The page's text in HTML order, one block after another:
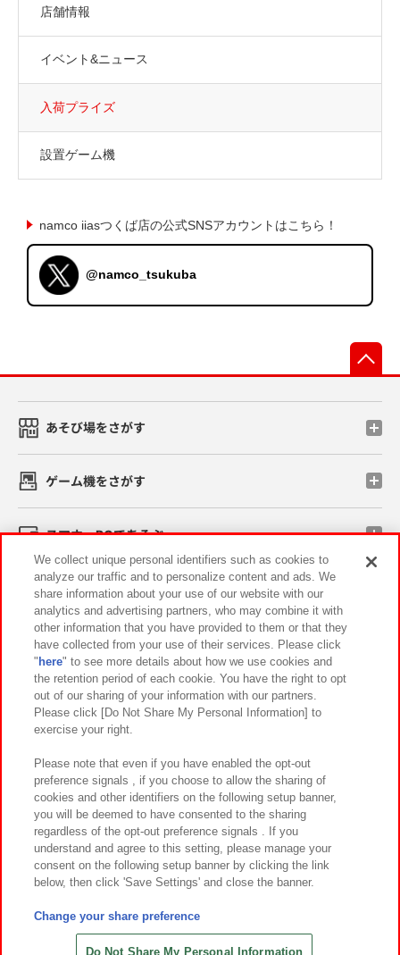
店舗情報
イベント&ニュース
入荷プライズ
設置ゲーム機
namco iiasつくば店の公式SNSアカウントはこちら！
@namco_tsukuba
あそび場をさがす
ゲーム機をさがす
スマホ・PCであそぶ
イベント・キャンペーン
関連会社 サステナビリティ サイトポリシー
プライバシーポリシー ウェブアクセシビリティ方針と検証結果
お取引先さまとともに
カスタマーハラスメント対応方針 よくあるご質問・お問い合わせ
©Bandai Namco Amusement Inc.
©Bandai Namco Amusement Lab Inc.
©HANAYASHIKI Co., Ltd. All Rights Reserved.
We collect unique personal identifiers such as cookies to
analyze our traffic and to personalize content and ads. We
share information about your use of our website with our
analytics and advertising partners, who may combine it with
other information that you have provided to them or that they
have collected from your use of their services. Please click
" here" to see more details about how we use cookies and
the retention period of each cookie. You have the right to opt
out of our sharing of your information with our partners.
Please click [Do Not Share My Personal Information] to
exercise your right.
Please note that even if you have enabled the opt-out
preference signals , if you choose to allow the sharing of
cookies and other identifiers on the following setup banner,
you will be deemed to have consented to the sharing
regardless of the opt-out preference signals . If you
understand and agree to this setting, please manage your
consent on the following setup banner by clicking the link
below, then click 'Save Settings' and close the banner.
Change your share preference
Do Not Share My Personal Information